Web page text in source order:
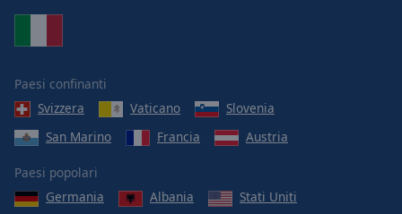
Paesi confinanti
Svizzera
Vaticano
Slovenia
San Marino
Francia Austria
Paesi popolari
Germania
Albania
Stati Uniti